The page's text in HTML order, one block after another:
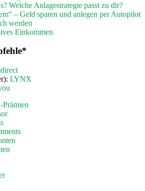
Welche Anlagestrategie passt zu dir?
– Geld sparen und anlegen per Autopilot
werden
Einkommen
LYNX